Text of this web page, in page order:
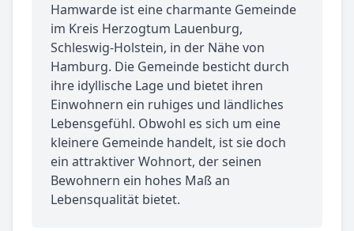
Hamwarde ist eine charmante Gemeinde
im Kreis Herzogtum Lauenburg,
Schleswig-Holstein, in der Nähe von
Hamburg. Die Gemeinde besticht durch
ihre idyllische Lage und bietet ihren
Einwohnern ein ruhiges und ländliches
Lebensgefühl. Obwohl es sich um eine
kleinere Gemeinde handelt, ist sie doch
ein attraktiver Wohnort, der seinen
Bewohnern ein hohes Maß an
Lebensqualität bietet.